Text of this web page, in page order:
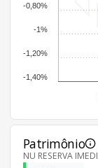
-1,40%
-1,20%
-1%
-0,80%
Patrimônio
NU RESERVA